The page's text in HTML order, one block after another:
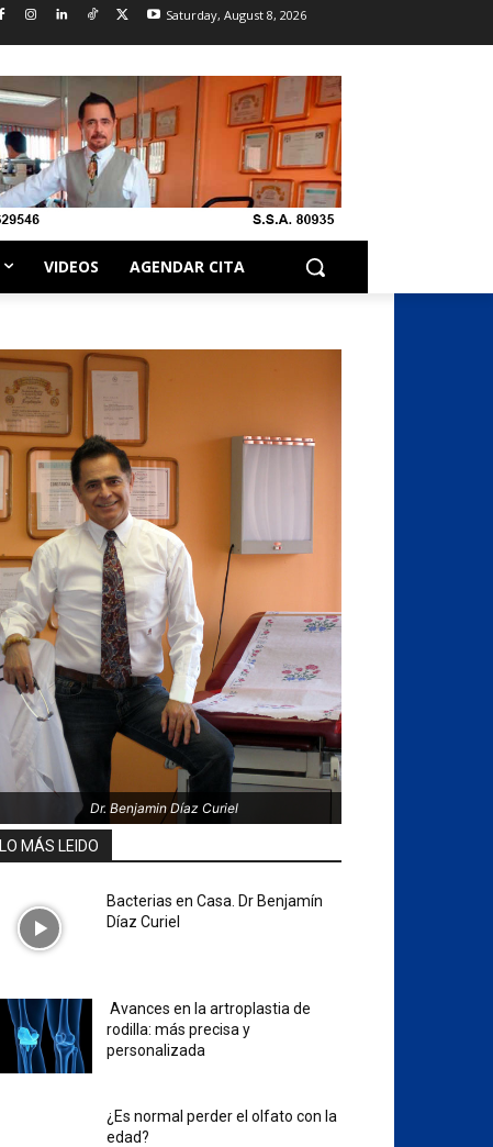
Saturday, August 8, 2026
VIDEOS AGENDAR CITA
Dr. Benjamin Díaz Curiel
LO MÁS LEIDO
Bacterias en Casa. Dr Benjamín
Díaz Curiel
Avances en la artroplastia de
rodilla: más precisa y
personalizada
¿Es normal perder el olfato con la
edad?